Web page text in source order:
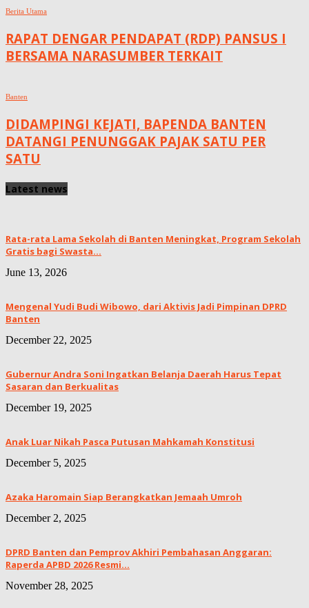
Berita Utama
RAPAT DENGAR PENDAPAT (RDP) PANSUS I
BERSAMA NARASUMBER TERKAIT
Banten
DIDAMPINGI KEJATI, BAPENDA BANTEN
DATANGI PENUNGGAK PAJAK SATU PER
SATU
Latest news
Rata-rata Lama Sekolah di Banten Meningkat, ‎Program Sekolah
Gratis bagi Swasta...
June 13, 2026
Mengenal Yudi Budi Wibowo, dari Aktivis Jadi Pimpinan DPRD
Banten
December 22, 2025
Gubernur Andra Soni Ingatkan Belanja Daerah Harus Tepat
Sasaran dan Berkualitas
December 19, 2025
Anak Luar Nikah Pasca Putusan Mahkamah Konstitusi
December 5, 2025
Azaka Haromain Siap Berangkatkan Jemaah Umroh
December 2, 2025
DPRD Banten dan Pemprov Akhiri Pembahasan Anggaran:
Raperda APBD 2026 Resmi...
November 28, 2025